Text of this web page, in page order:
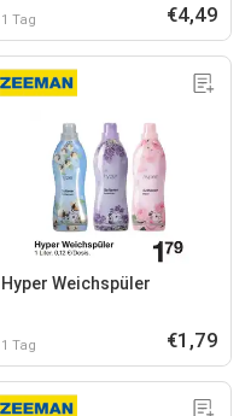
1 Tag €4,49
Hyper Weichspüler
1 Tag €1,79